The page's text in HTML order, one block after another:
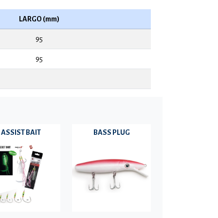
LARGO (mm)
95
95
ASSIST BAIT BASS PLUG